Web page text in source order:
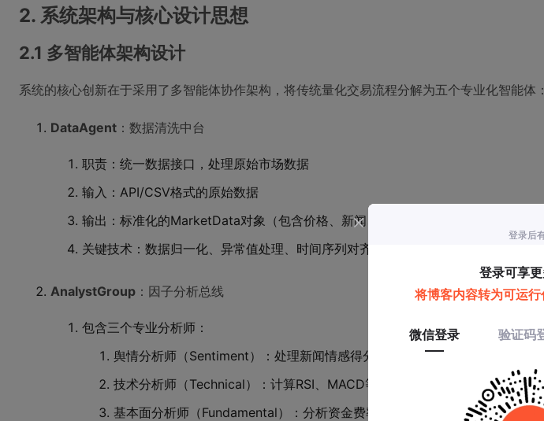
2. 系统架构与核心设计思想
2.1 多智能体架构设计
系统的核心创新在于采用了多智能体协作架构，将传统量化交易流程分解为五个专业化智能体：
DataAgent ：数据清洗中台
职责：统一数据接口，处理原始市场数据
输入：API/CSV格式的原始数据
输出：标准化的MarketData对象（包含价格、新闻、元数据）
关键技术：数据归一化、异常值处理、时间序列对齐
AnalystGroup ：因子分析总线
包含三个专业分析师：
舆情分析师（Sentiment）：处理新闻情感得分、热点话题
技术分析师（Technical）：计算RSI、MACD等技术指标
基本面分析师（Fundamental）：分析资金费率等基本面因素